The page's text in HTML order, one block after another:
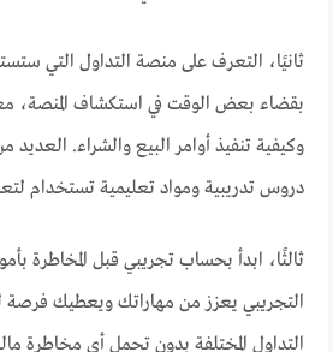
ثانيًا، التعرف على منصة التداول التي
بقضاء بعض الوقت في استكشاف المنصة،
وكيفية تنفيذ أوامر البيع والشراء.
دروس تدريبية ومواد تعليمية تستخدام
ثالثًا، ابدأ بحساب تجريبي قبل المخاطرة
التجريبي يعزز من مهاراتك ويعطيك فرصة
التداول المختلفة بدون تحمل أي مخاطرة